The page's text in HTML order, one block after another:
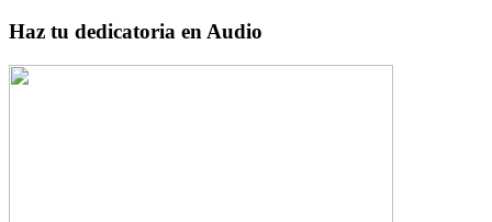
Haz tu dedicatoria en Audio